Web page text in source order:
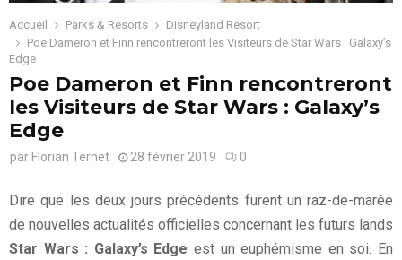
Accueil Parks & Resorts
Disneyland Resort
Poe Dameron et Finn rencontreront les Visiteurs de Star Wars : Galaxy’s
Edge
Poe Dameron et Finn rencontreront
les Visiteurs de Star Wars : Galaxy’s
Edge
par Florian Ternet 28 février 2019 0
Dire que les deux jours précédents furent un raz-de-marée
de nouvelles actualités officielles concernant les futurs lands
Star Wars : Galaxy’s Edge est un euphémisme en soi. En